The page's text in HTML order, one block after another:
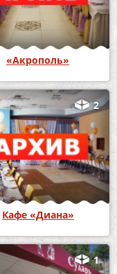
«Акрополь»
2
Кафе «Диана»
1